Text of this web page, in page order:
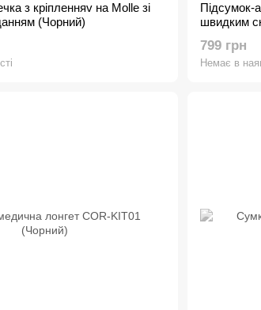
з кріпленняv на Molle зі
(Чорний)
Підсумок-
швидким
799 грн
Немає в